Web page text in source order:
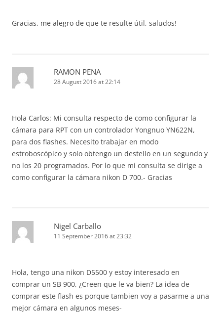
Gracias, me alegro de que te resulte útil, saludos!
RAMON PENA
28 August 2016 at 22:14
Hola Carlos: Mi consulta respecto de como configurar la
cámara para RPT con un controlador Yongnuo YN622N,
para dos flashes. Necesito trabajar en modo
estroboscópico y solo obtengo un destello en un segundo y
no los 20 programados. Por lo que mi consulta se dirige a
como configurar la cámara nikon D 700.- Gracias
Nigel Carballo
11 September 2016 at 23:32
Hola, tengo una nikon D5500 y estoy interesado en
comprar un SB 900, ¿Creen que le va bien? La idea de
comprar este flash es porque tambien voy a pasarme a una
mejor cámara en algunos meses-